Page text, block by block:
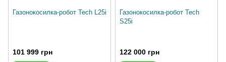
Газонокосилка-робот Tech L25i
101 999 грн
Газонокосилка-робот Tech
S25i
122 000 грн